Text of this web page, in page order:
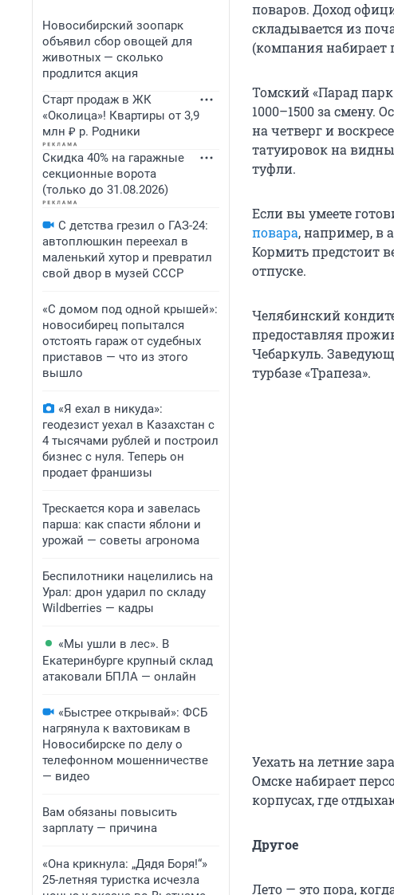
Новосибирский зоопарк
объявил сбор овощей для
животных — сколько
продлится акция
Старт продаж в ЖК
«Околица»! Квартиры от 3,9
млн ₽ р. Родники
Скидка 40% на гаражные
секционные ворота
(только до 31.08.2026)
С детства грезил о ГАЗ-24:
автоплюшкин переехал в
маленький хутор и превратил
свой двор в музей СССР
«С домом под одной крышей»:
новосибирец попытался
отстоять гараж от судебных
приставов — что из этого
вышло
«Я ехал в никуда»:
геодезист уехал в Казахстан с
4 тысячами рублей и построил
бизнес с нуля. Теперь он
продает франшизы
Трескается кора и завелась
парша: как спасти яблони и
урожай — советы агронома
Беспилотники нацелились на
Урал: дрон ударил по складу
Wildberries — кадры
«Мы ушли в лес». В
Екатеринбурге крупный склад
атаковали БПЛА — онлайн
«Быстрее открывай»: ФСБ
нагрянула к вахтовикам в
Новосибирске по делу о
телефонном мошенничестве
— видео
Вам обязаны повысить
зарплату — причина
«Она крикнула: „Дядя Боря!“»
25-летняя туристка исчезла
поваров. Доход
складывается из
(компания набирает
Томский «Парад
1000–1500 за смену.
на четверг и
татуировок на
туфли.
Если вы умеете
повара, например, в
Кормить предстоит
отпуске.
Челябинский
предоставляя
Чебаркуль.
турбазе «Трапеза».
Уехать на летние
Омске набирает
корпусах, где
Другое
Лето — это пора,